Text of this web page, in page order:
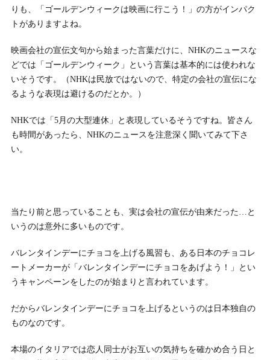
りも、「ゴールデンウィークは映画に行こう！」の方がインパク
トがありますよね。
映画会社の宣伝文句から始まった言葉だけに、NHKのニュースな
どでは「ゴールデンウィーク」という言葉は基本的には使われな
いそうです。（NHKは民放ではないので、特定の会社の宣伝にな
るような表現は避けるのだとか。）
NHKでは「5月の大型連休」と表現しているそうですね。皆さん
も時間があったら、NHKのニュースを注意深く聞いてみて下さ
い。
当たり前と思っていることも、実は会社の宣伝が由来だった…と
いうのは意外に多いものです。
バレンタインデーにチョコを上げる風習も、ある日本のチョコレ
ートメーカーが「バレンタインデーにチョコをあげよう！」とい
うキャンペーンをしたのが始まりと言われています。
だからバレンタインデーにチョコを上げるというのは日本独自の
ものなのです。
本場のイタリアでは恋人同士がお互いの気持ちを確かめ合う日と